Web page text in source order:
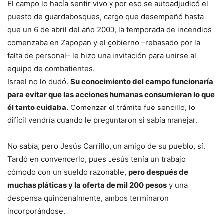
El campo lo hacía sentir vivo y por eso se autoadjudicó el
puesto de guardabosques, cargo que desempeñó hasta
que un 6 de abril del año 2000, la temporada de incendios
comenzaba en Zapopan y el gobierno –rebasado por la
falta de personal– le hizo una invitación para unirse al
equipo de combatientes.
Israel no lo dudó. Su conocimiento del campo funcionaría
para evitar que las acciones humanas consumieran lo que
él tanto cuidaba. Comenzar el trámite fue sencillo, lo
difícil vendría cuando le preguntaron si sabía manejar.
No sabía, pero Jesús Carrillo, un amigo de su pueblo, sí.
Tardó en convencerlo, pues Jesús tenía un trabajo
cómodo con un sueldo razonable, pero después de
muchas pláticas y la oferta de mil 200 pesos y una
despensa quincenalmente, ambos terminaron
incorporándose.